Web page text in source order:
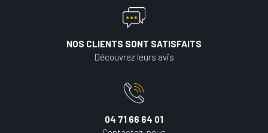
NOS CLIENTS SONT SATISFAITS
Découvrez leurs avis
04 71 66 64 01